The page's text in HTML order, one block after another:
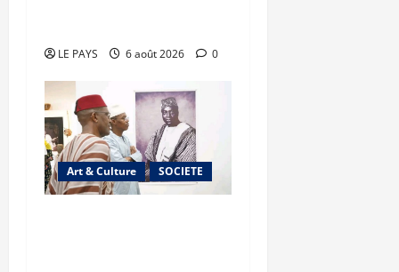
LE PAYS 6 août 2026 0
Art & Culture SOCIETE